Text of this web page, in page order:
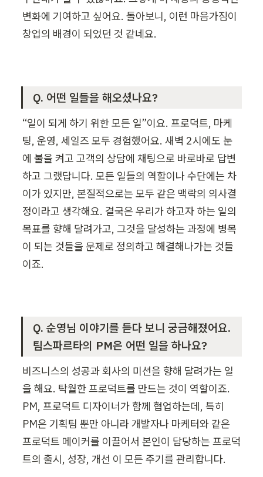
변화에 기여하고 싶어요. 돌아보니, 이런 마음가짐이
창업의 배경이 되었던 것 같네요.
Q. 어떤 일들을 해오셨나요?
“일이 되게 하기 위한 모든 일”이요. 프로덕트, 마케
팅, 운영, 세일즈 모두 경험했어요. 새벽 2시에도 눈
에 불을 켜고 고객의 상담에 채팅으로 바로바로 답변
하고 그랬답니다. 모든 일들의 역할이나 수단에는 차
이가 있지만, 본질적으로는 모두 같은 맥락의 의사결
정이라고 생각해요. 결국은 우리가 하고자 하는 일의
목표를 향해 달려가고, 그것을 달성하는 과정에 병목
이 되는 것들을 문제로 정의하고 해결해나가는 것들
이죠.
Q. 순영님 이야기를 듣다 보니 궁금해졌어요.
팀스파르타의 PM은 어떤 일을 하나요?
비즈니스의 성공과 회사의 미션을 향해 달려가는 일
을 해요. 탁월한 프로덕트를 만드는 것이 역할이죠.
PM, 프로덕트 디자이너가 함께 협업하는데, 특히
PM은 기획팀 뿐만 아니라 개발자나 마케터와 같은
프로덕트 메이커를 이끌어서 본인이 담당하는 프로덕
트의 출시, 성장, 개선 이 모든 주기를 관리합니다.